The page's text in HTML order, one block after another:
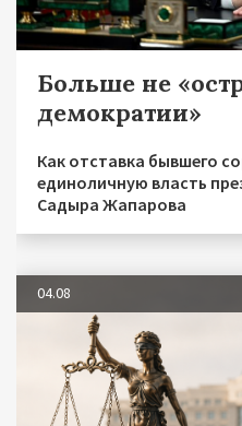
Больше не
демократии»
Как отставка бывшего
единоличную власть
Садыра Жапарова
04.08